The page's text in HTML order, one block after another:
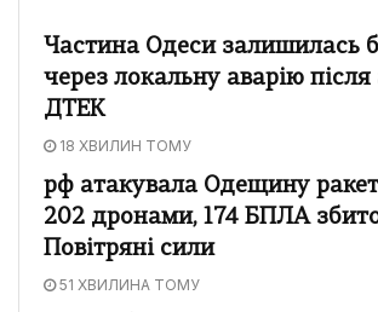
Частина Одеси залишилась
через локальну аварію
ДТЕК
18 ХВИЛИН ТОМУ
рф атакувала Одещину
202 дронами, 174 БПЛА
Повітряні сили
51 ХВИЛИНА ТОМУ